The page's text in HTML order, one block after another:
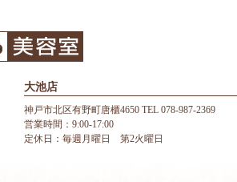
大池店
神戸市北区有野町唐櫃4650 TEL 078-987-2369
営業時間：9:00-17:00
定休日：毎週月曜日 第2火曜日